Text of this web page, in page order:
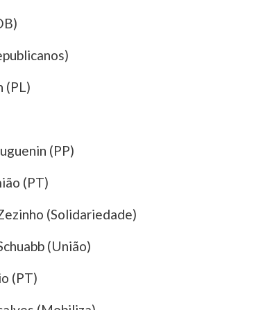
(PL)
(PP)
(PT)
(Solidariedade)
(União)
(PT)